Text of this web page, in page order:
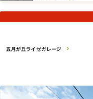
五月が丘ライゼガレージ